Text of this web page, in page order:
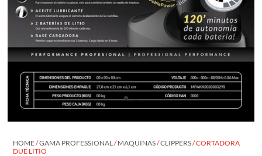
HOME/GAMA PROFESSIONAL /MAQUINAS/CLIPPERS/ CORTADORA
DUE LITIO